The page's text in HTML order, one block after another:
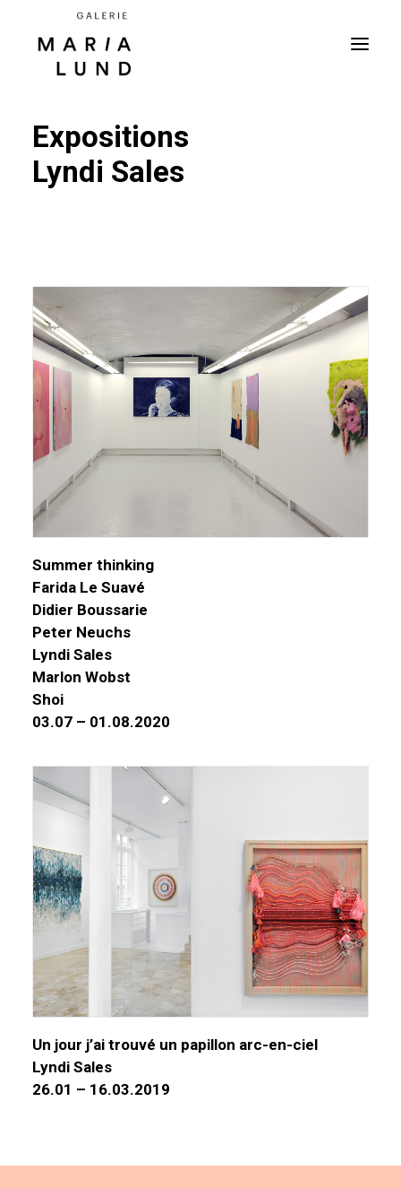
Expositions
Lyndi Sales
Summer thinking
Farida Le Suavé
Didier Boussarie
Peter Neuchs
Lyndi Sales
Marlon Wobst
Shoi
03.07 – 01.08.2020
Un jour j’ai trouvé un papillon arc-en-ciel
Lyndi Sales
26.01 – 16.03.2019